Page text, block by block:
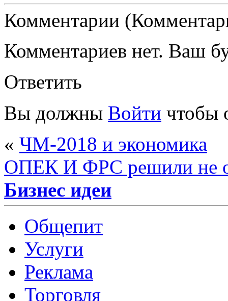
Комментарии
Комментариев нет. Ваш
Ответить
Вы должны Войти чтобы
« ЧМ-2018 и экономика
ОПЕК И ФРС решили не
Бизнес идеи
Общепит
Услуги
Реклама
Торговля